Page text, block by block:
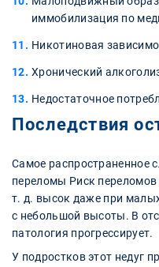
иммобилизация по
Никотиновая
Хронический
Недостаточное
Последствия
Самое распространенное
переломы Риск переломов
т. д. высок даже при
с небольшой высоты. В
патология прогрессирует.
У подростков этот недуг